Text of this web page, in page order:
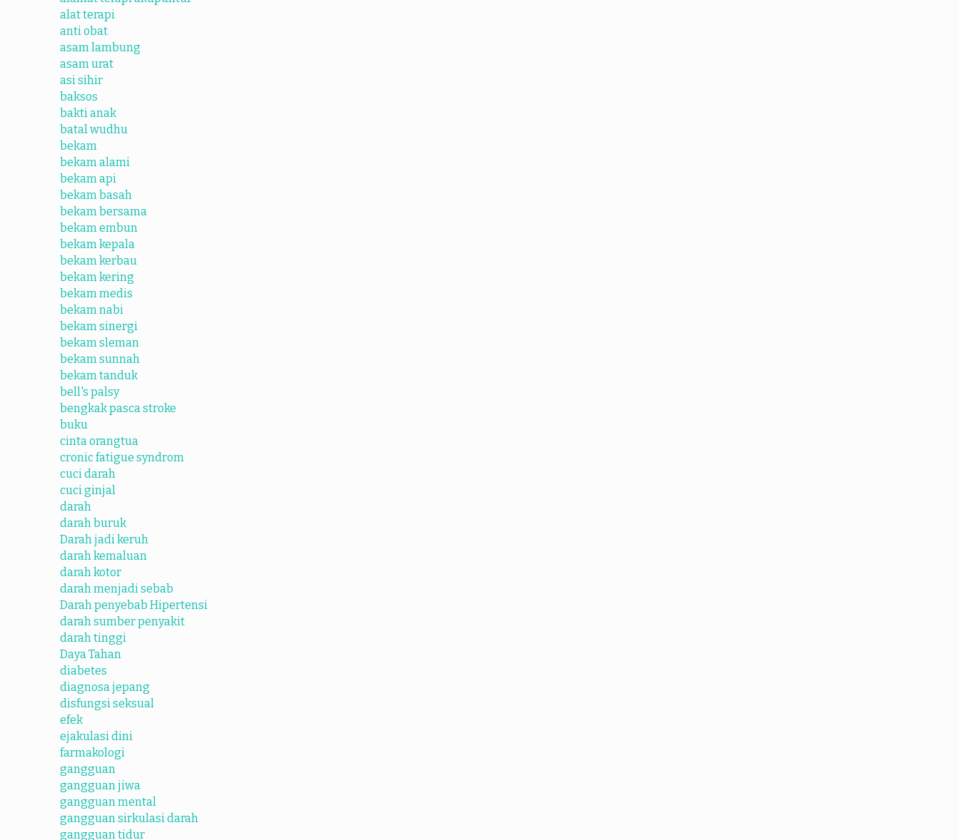
alat terapi
anti obat
asam lambung
asam urat
asi sihir
baksos
bakti anak
batal wudhu
bekam
bekam alami
bekam api
bekam basah
bekam bersama
bekam embun
bekam kepala
bekam kerbau
bekam kering
bekam medis
bekam nabi
bekam sinergi
bekam sleman
bekam sunnah
bekam tanduk
bell's palsy
bengkak pasca stroke
buku
cinta orangtua
cronic fatigue syndrom
cuci darah
cuci ginjal
darah
darah buruk
Darah jadi keruh
darah kemaluan
darah kotor
darah menjadi sebab
Darah penyebab Hipertensi
darah sumber penyakit
darah tinggi
Daya Tahan
diabetes
diagnosa jepang
disfungsi seksual
efek
ejakulasi dini
farmakologi
gangguan
gangguan jiwa
gangguan mental
gangguan sirkulasi darah
gangguan tidur